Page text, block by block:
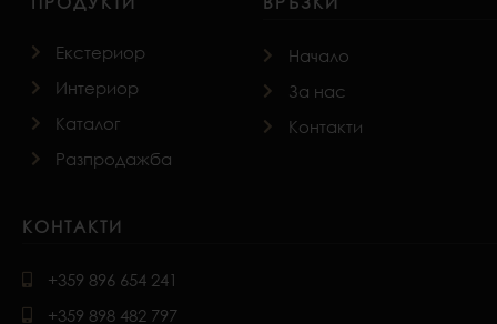
Екстериор
Интериор
Каталог
Разпродажба
Начало
За нас
Контакти
КОНТАКТИ
+359 896 654 241
+359 898 482 797